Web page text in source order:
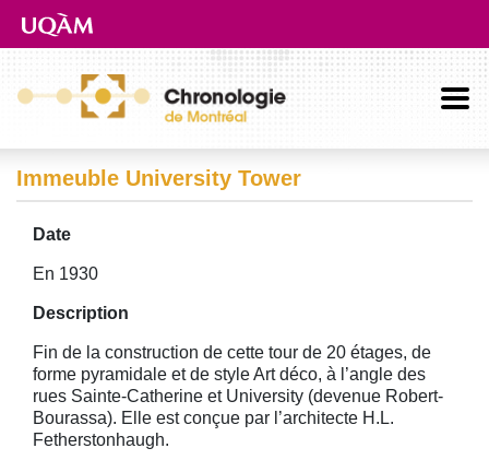
Aller directement au contenu principal
Immeuble University Tower
Date
En 1930
Description
Fin de la construction de cette tour de 20 étages, de
forme pyramidale et de style Art déco, à l’angle des
rues Sainte-Catherine et University (devenue Robert-
Bourassa). Elle est conçue par l’architecte H.L.
Fetherstonhaugh.